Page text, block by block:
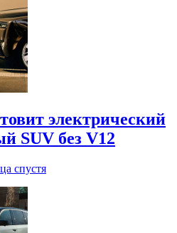
электрический
SUV без V12
спустя